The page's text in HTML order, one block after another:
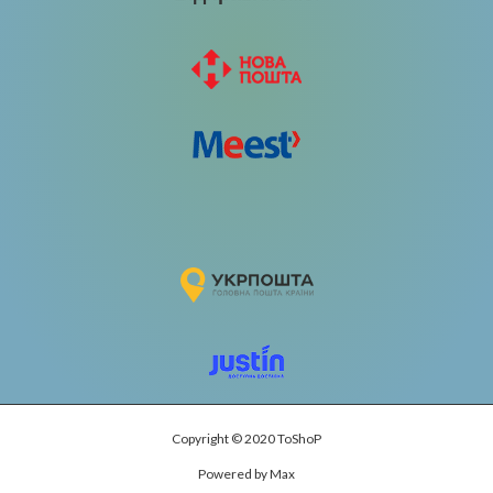
Copyright © 2020 ToShoP
Powered by Max